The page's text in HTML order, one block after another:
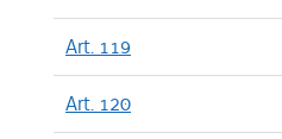
Art. 119
Art. 120